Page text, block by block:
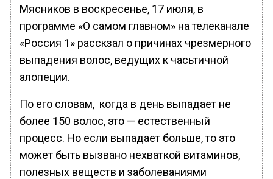
Мясников в воскресенье, 17 июля, в
программе «О самом главном» на телеканале
«Россия 1» расскзал о причинах чрезмерного
выпадения волос, ведущих к часьтичной
алопеции.
По его словам, когда в день выпадает не
более 150 волос, это — естественный
процесс. Но если выпадает больше, то это
может быть вызвано нехваткой витаминов,
полезных веществ и заболеваниями